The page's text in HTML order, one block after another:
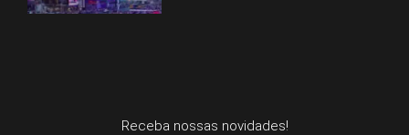
Receba nossas novidades!